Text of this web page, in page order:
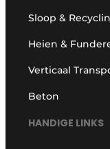
Sloop &
Heien &
Verticaal
Beton
HANDIGE LINKS